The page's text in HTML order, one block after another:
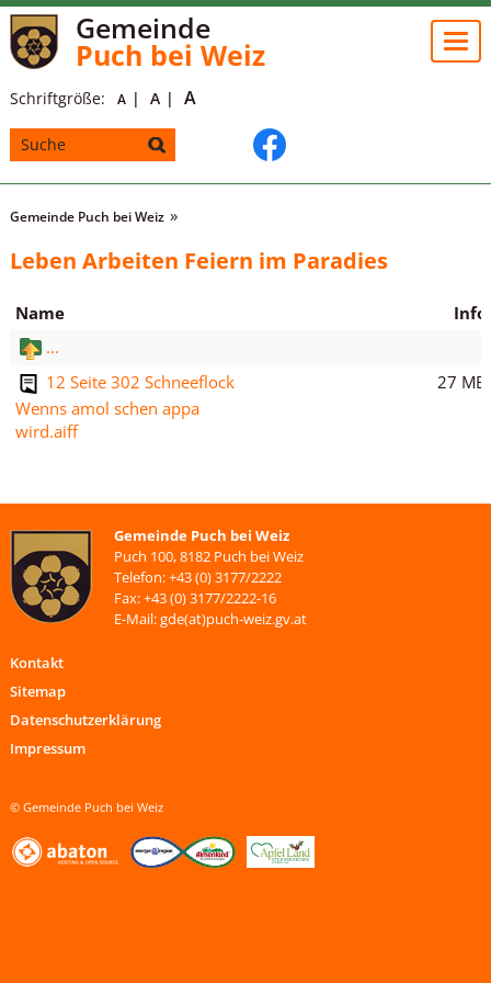
Gemeinde
Puch bei Weiz
Schriftgröße: A A A
Gemeinde Puch bei Weiz
Leben Arbeiten Feiern im Paradies
Name
Info
...
12 Seite 302 Schneeflock
Wenns amol schen appa
wird.aiff
27 MB
Gemeinde Puch bei Weiz
Puch 100, 8182 Puch bei Weiz
Telefon: +43 (0) 3177/2222
Fax: +43 (0) 3177/2222-16
E-Mail: gde(at)puch-weiz.gv.at
Kontakt
Sitemap
Datenschutzerklärung
Impressum
© Gemeinde Puch bei Weiz